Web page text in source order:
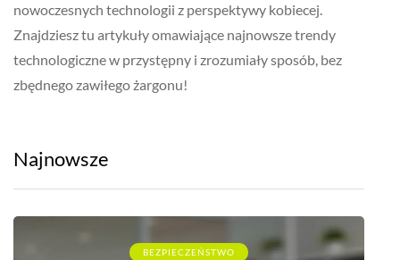
nowoczesnych technologii z perspektywy kobiecej.
Znajdziesz tu artykuły omawiające najnowsze trendy
technologiczne w przystępny i zrozumiały sposób, bez
zbędnego zawiłego żargonu!
Najnowsze
BEZPIECZEŃSTWO